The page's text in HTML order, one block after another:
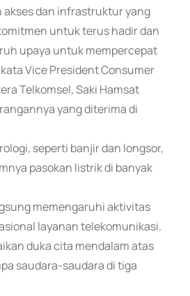
dan infrastruktur yang
untuk terus hadir dan
upaya untuk mempercepat
Vice President Consumer
Telkomsel, Saki Hamsat
yang diterima di
seperti banjir dan longsor,
pasokan listrik di banyak
memengaruhi aktivitas
layanan telekomunikasi.
duka cita mendalam atas
saudara-saudara di tiga